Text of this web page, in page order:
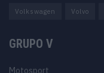
Volkswagen Volvo
GRUPO V
Motosport